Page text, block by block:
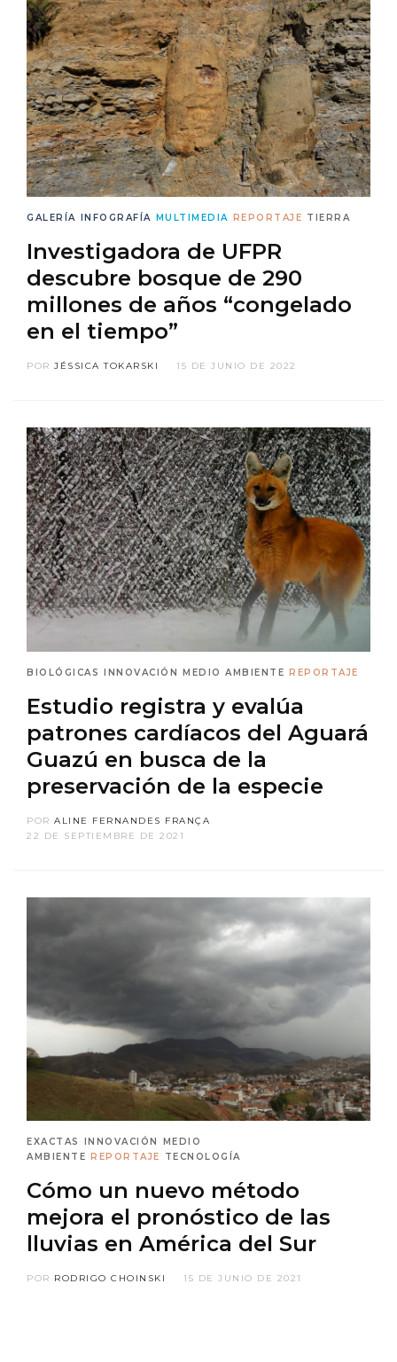
GALERÍA INFOGRAFÍA MULTIMEDIA REPORTAJE TIERRA
Investigadora de UFPR
descubre bosque de 290
millones de años “congelado
en el tiempo”
POR JÉSSICA TOKARSKI 15 DE JUNIO DE 2022
BIOLÓGICAS INNOVACIÓN MEDIO AMBIENTE REPORTAJE
Estudio registra y evalúa
patrones cardíacos del Aguará
Guazú en busca de la
preservación de la especie
POR ALINE FERNANDES FRANÇA
22 DE SEPTIEMBRE DE 2021
EXACTAS INNOVACIÓN
MEDIO
AMBIENTE REPORTAJE TECNOLOGÍA
Cómo un nuevo método
mejora el pronóstico de las
lluvias en América del Sur
POR RODRIGO CHOINSKI 15 DE JUNIO DE 2021